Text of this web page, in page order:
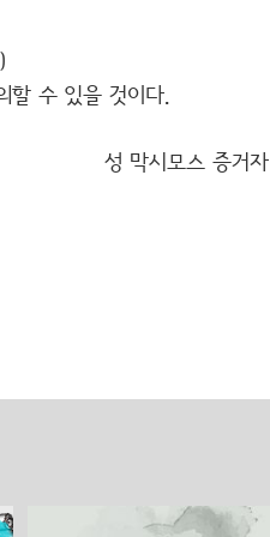
할 수 있을 것이다.
성 막시모스 증거자